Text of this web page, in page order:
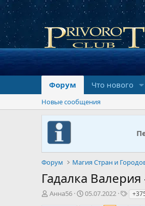
Форум Что нового
Новые сообщения
Форум Магия Стран и
Гадалка
А
Анна56
Д
05.07.2022
Т